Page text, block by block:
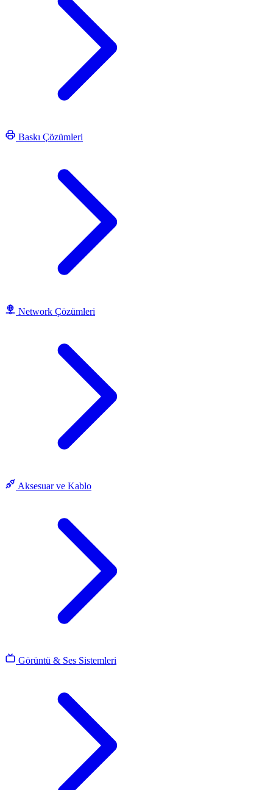
Baskı Çözümleri
Network Çözümleri
Aksesuar ve Kablo
Görüntü & Ses Sistemleri